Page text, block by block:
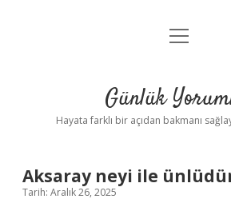
Anasayfa
Yasal Uyarı
menüyü
Günlük
Hayata farklı bir açıdan bakmanı
Aksaray neyi ile
Tarih: Aralık 26, 2025